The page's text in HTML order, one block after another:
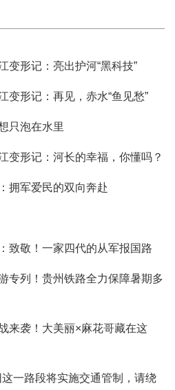
变形记：亮出护河“黑科技”
变形记：再见，赤水“鱼见愁”
只泡在水里
变形记：河长的幸福，你懂吗？
拥军爱民的双向奔赴
致敬！一家四代的从军报国路
专列！贵州铁路全力保障暑期多
来袭！大美丽×麻花哥藏在这
一路段将实施交通管制，请绕